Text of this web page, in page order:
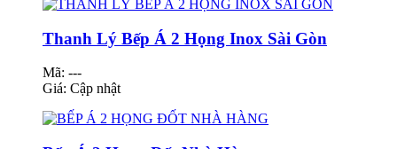
Thanh Lý Bếp Á 2 Họng Inox Sài Gòn
Mã: ---
Giá: Cập nhật